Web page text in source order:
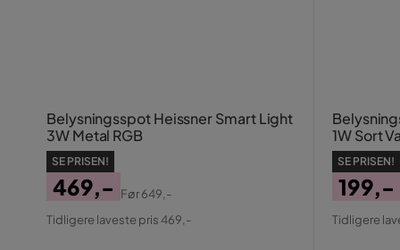
Belysningsspot Heissner Smart Light
3W Metal RGB
SE PRISEN!
Pris
469,-
Original
Før649,-
Tidligere laveste pris 469,-
1W Sort
SE PRISEN!
Pris
199,-
Tidligere